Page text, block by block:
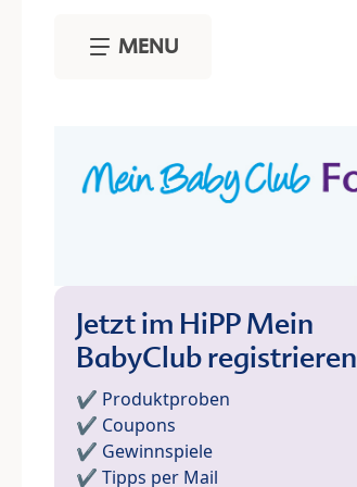
MENU
Jetzt im HiPP Mein
BabyClub registrieren
✔️ Produktproben
✔️ Coupons
✔️ Gewinnspiele
✔️ Tipps per Mail